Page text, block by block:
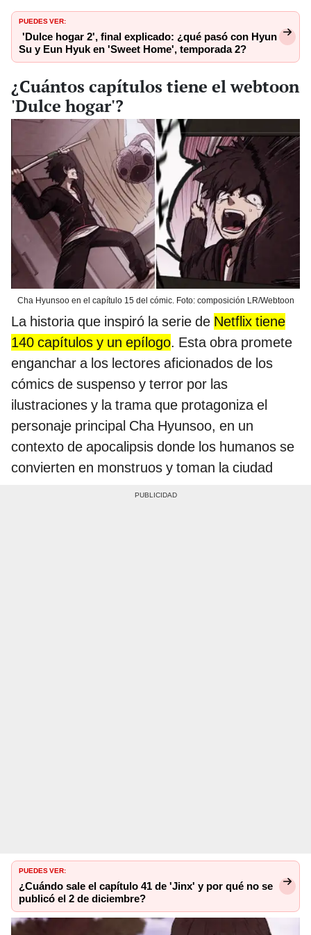
PUEDES VER:
'Dulce hogar 2', final explicado: ¿qué pasó con Hyun
Su y Eun Hyuk en 'Sweet Home', temporada 2?
¿Cuántos capítulos tiene el webtoon
'Dulce hogar'?
Cha Hyunsoo en el capítulo 15 del cómic. Foto: composición LR/Webtoon
La historia que inspiró la serie de Netflix tiene
140 capítulos y un epílogo. Esta obra promete
enganchar a los lectores aficionados de los
cómics de suspenso y terror por las
ilustraciones y la trama que protagoniza el
personaje principal Cha Hyunsoo, en un
contexto de apocalipsis donde los humanos se
convierten en monstruos y toman la ciudad
PUEDES VER:
¿Cuándo sale el capítulo 41 de 'Jinx' y por qué no se
publicó el 2 de diciembre?